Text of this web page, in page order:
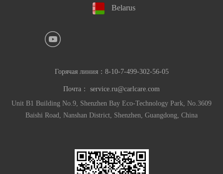
Belarus
Горячая линия： 8-10-7-499-302-56-05
Почта： service.ru@carlcare.com
Unit B1 Building No.9, Shenzhen Bay Eco-Technology Park, No.3609
Baishi Road, Nanshan District, Shenzhen, Guangdong, China